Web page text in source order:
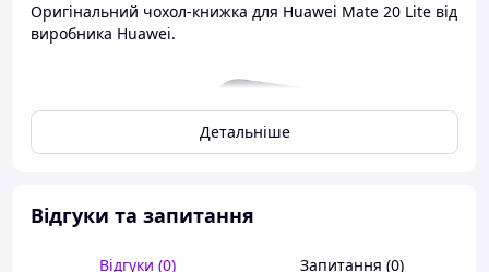
Оригінальний чохол-книжка для Huawei Mate 20 Lite від
виробника Huawei.
Детальніше
Відгуки та запитання
Відгуки (0) Запитання (0)